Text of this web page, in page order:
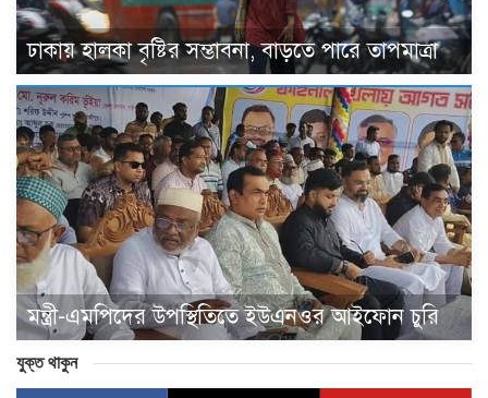
ঢাকায় হালকা বৃষ্টির সম্ভাবনা, বাড়তে পারে তাপমাত্রা
মন্ত্রী-এমপিদের উপস্থিতিতে ইউএনওর আইফোন চুরি
যুক্ত থাকুন